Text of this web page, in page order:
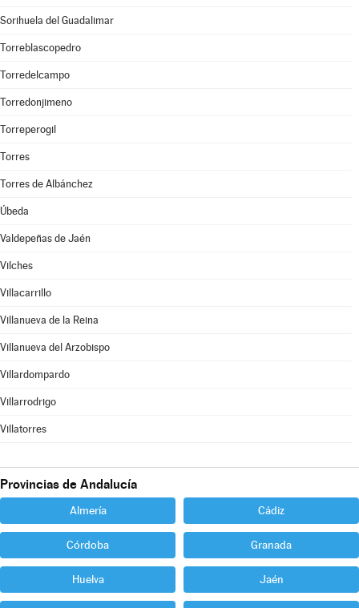
Sorihuela del Guadalimar
Torreblascopedro
Torredelcampo
Torredonjimeno
Torreperogil
Torres
Torres de Albánchez
Úbeda
Valdepeñas de Jaén
Vilches
Villacarrillo
Villanueva de la Reina
Villanueva del Arzobispo
Villardompardo
Villarrodrigo
Villatorres
Provincias de Andalucía
Almería Cádiz
Córdoba Granada
Huelva Jaén